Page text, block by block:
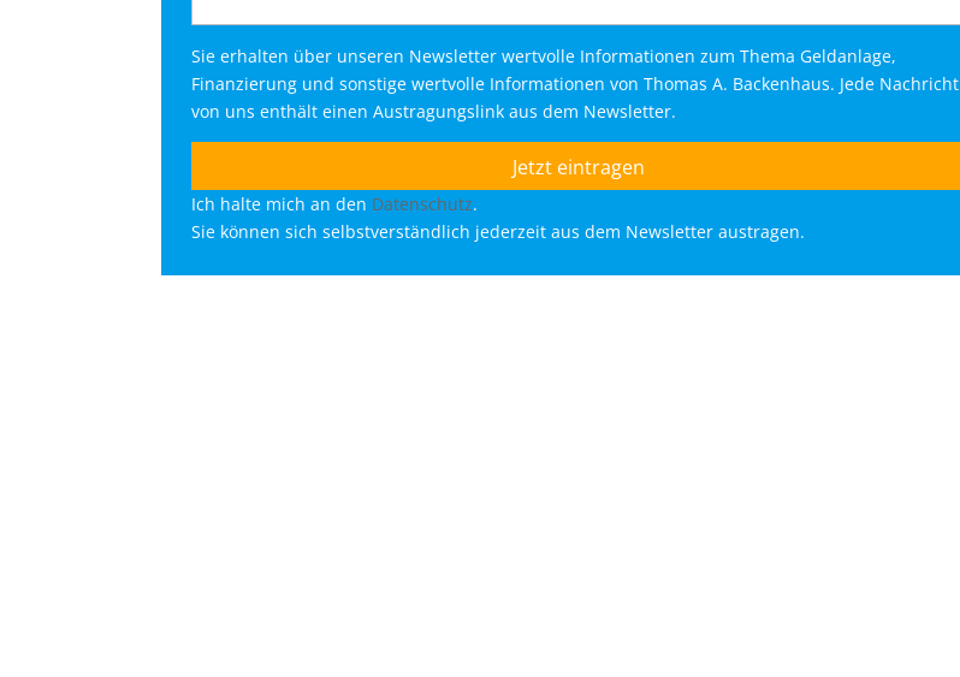
Sie erhalten über unseren Newsletter wertvolle Informationen zum Thema Geldanlage,
Finanzierung und sonstige wertvolle Informationen von Thomas A. Backenhaus. Jede Nachricht
von uns enthält einen Austragungslink aus dem Newsletter.
Ich halte mich an den Datenschutz.
Sie können sich selbstverständlich jederzeit aus dem Newsletter austragen.